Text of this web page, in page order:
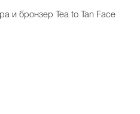
и бронзер Tea to Tan Face